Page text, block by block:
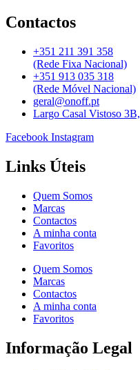
Contactos
+351 211 391 358
(Rede Fixa Nacional)
+351 913 035 318
(Rede Móvel Nacional)
geral@onoff.pt
Largo Casal Vistoso
Facebook Instagram
Links Úteis
Quem Somos
Marcas
Contactos
A minha conta
Favoritos
Quem Somos
Marcas
Contactos
A minha conta
Favoritos
Informação Legal